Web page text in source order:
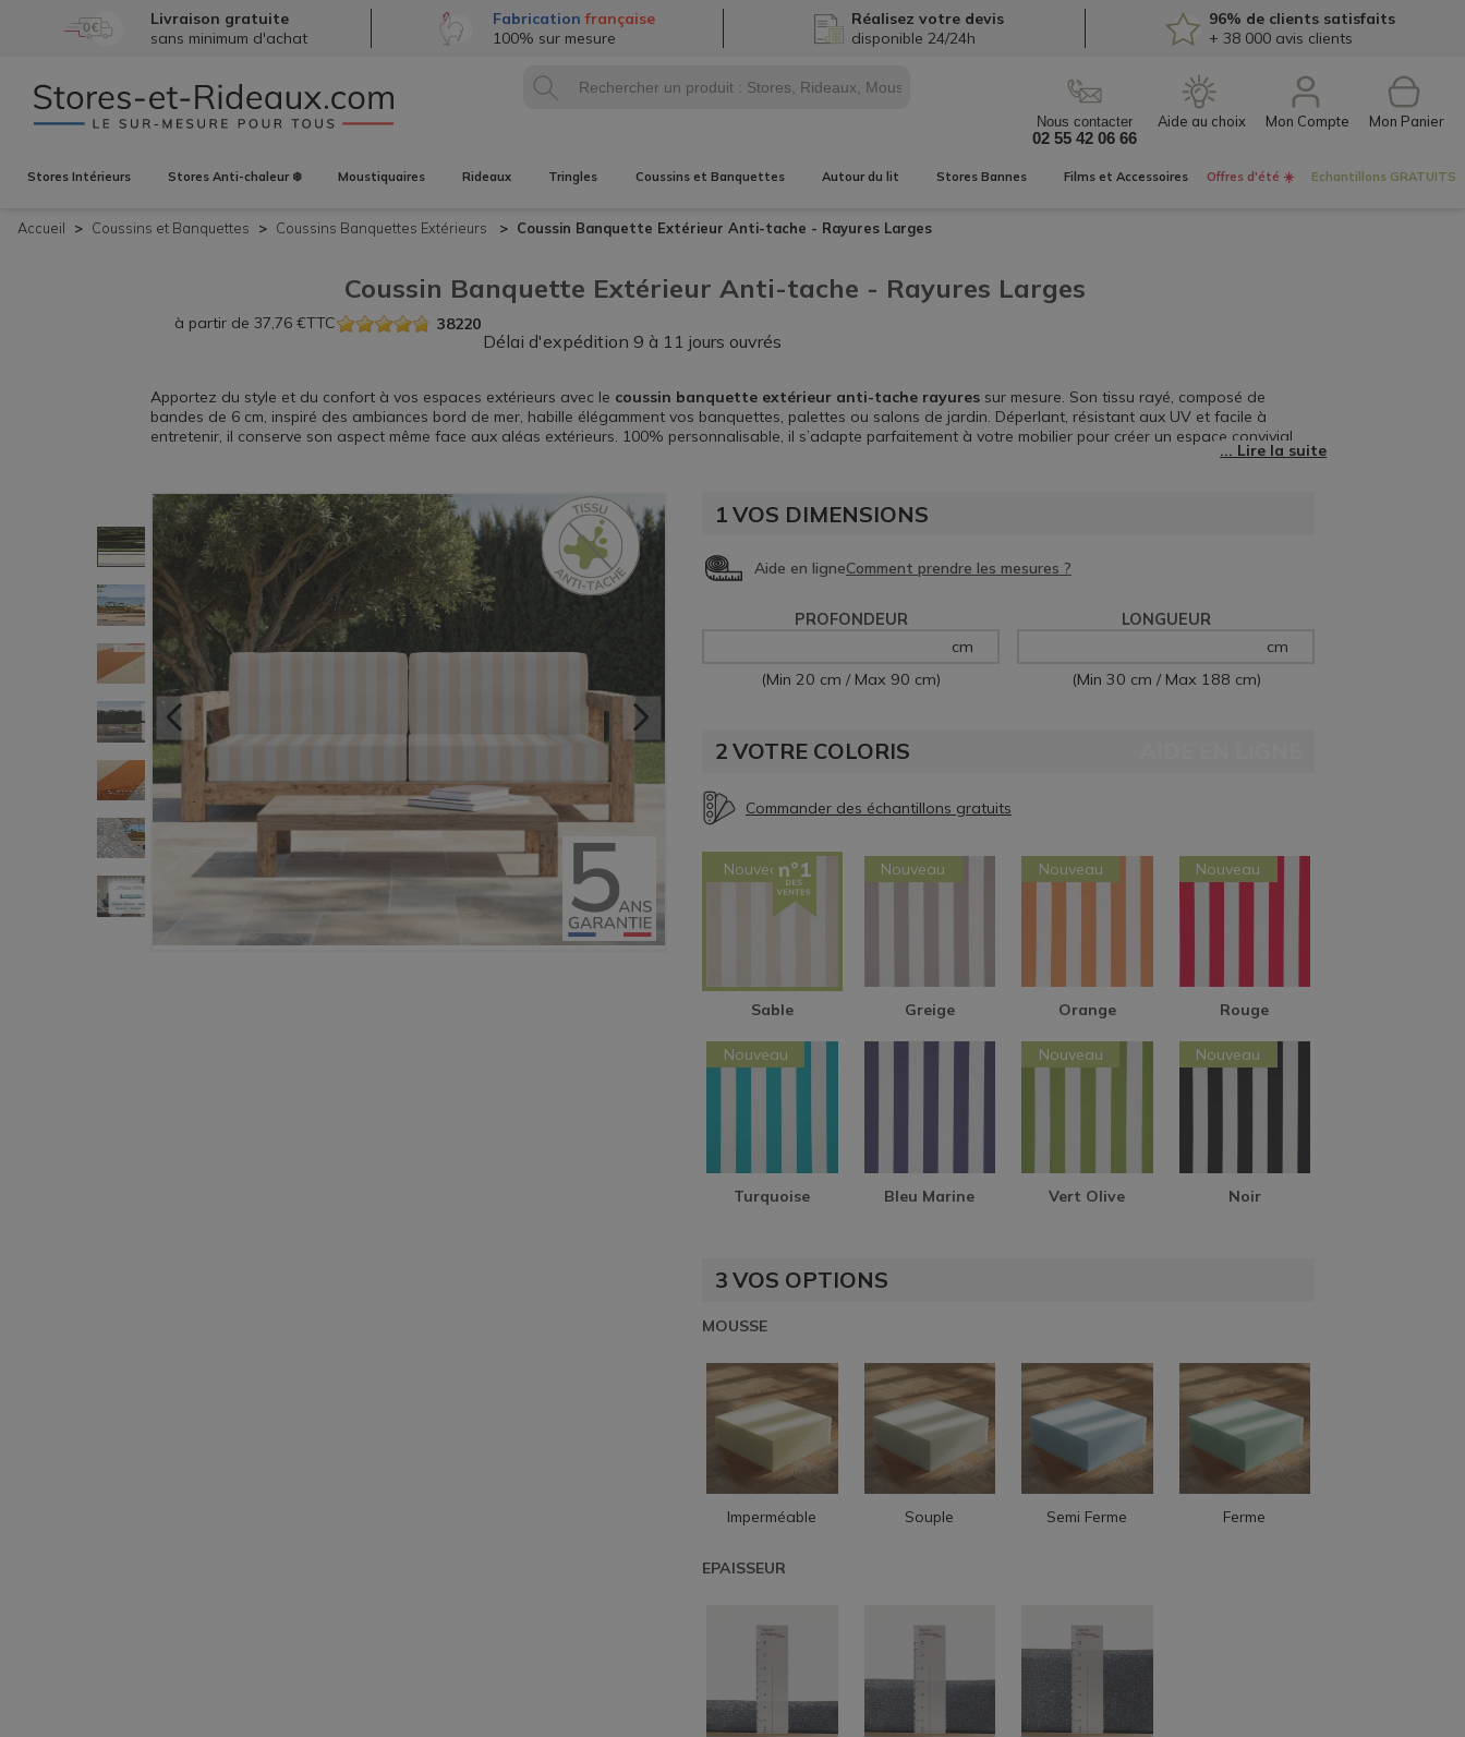
Livraison gratuite
sans minimum d'achat
Fabrication française
100% sur mesure
Réalisezvotre devis
disponible 24/24h
96% de clients satisfaits
+ 38 000avis clients
Nous contacter
02 55 42 06 66
Mon Compte
StoresIntérieurs Stores Anti-chaleur ❄️ Moustiquaires Rideaux Tringles Coussins et Banquettes Autour du lit Stores Bannes Films et Accessoires Offres d'été ☀️ Echantillons GRATUITS
Accueil Coussins et Banquettes Coussins Banquettes Extérieurs Coussin Banquette Extérieur Anti-tache - Rayures Larges
Coussin Banquette Extérieur Anti-tache - Rayures Larges
à partir de 37,76 €TTC 38220
Délai d'expédition 9 à 11 jours ouvrés
Apportez du style et du confort à vos espaces extérieurs avec le coussin banquette extérieur anti-tache rayures sur mesure. Son tissu rayé, composé de
bandes de 6 cm, inspiré des ambiances bord de mer, habille élégamment vos banquettes, palettes ou salons de jardin. Déperlant, résistant aux UV et facile à
entretenir, il conserve son aspect même face aux aléas extérieurs. 100% personnalisable, il s’adapte parfaitement à votre mobilier pour créer un espace convivial et
1 VOS DIMENSIONS
Aide en ligne
PROFONDEUR
cm
(Min 20 cm / Max 90 cm)
LONGUEUR
cm
(Min 30 cm / Max 188 cm)
2 VOTRE COLORIS
Nouveau
Sable
Nouveau
Greige
Nouveau
Orange
Nouveau
Rouge
Nouveau
Turquoise Bleu Marine
Nouveau
Vert Olive
Nouveau
Noir
3 VOS OPTIONS
MOUSSE
Imperméable Souple Semi Ferme Ferme
EPAISSEUR